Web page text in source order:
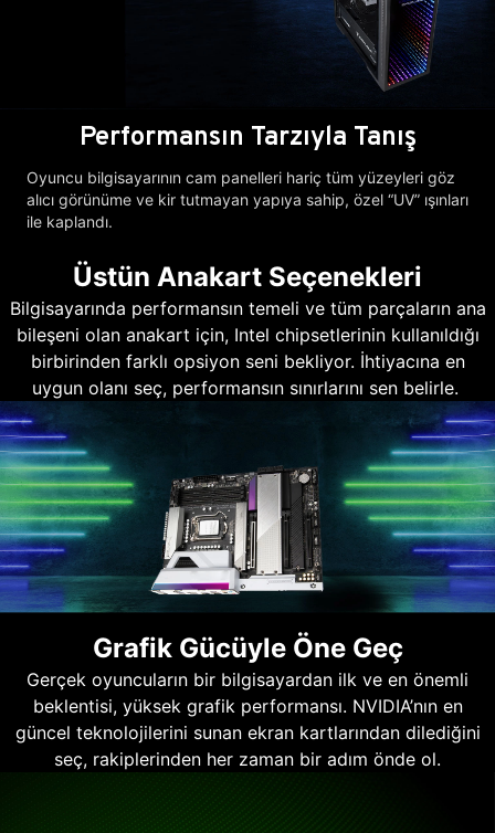
Performansın Tarzıyla Tanış
Oyuncu bilgisayarının cam panelleri hariç tüm yüzeyleri göz
alıcı görünüme ve kir tutmayan yapıya sahip, özel “UV” ışınları
ile kaplandı.
Üstün Anakart Seçenekleri
Bilgisayarında performansın temeli ve tüm parçaların ana
bileşeni olan anakart için, Intel chipsetlerinin kullanıldığı
birbirinden farklı opsiyon seni bekliyor. İhtiyacına en
uygun olanı seç, performansın sınırlarını sen belirle.
Grafik Gücüyle Öne Geç
Gerçek oyuncuların bir bilgisayardan ilk ve en önemli
beklentisi, yüksek grafik performansı. NVIDIA’nın en
güncel teknolojilerini sunan ekran kartlarından dilediğini
seç, rakiplerinden her zaman bir adım önde ol.